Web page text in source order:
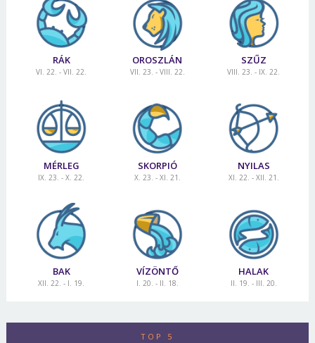
RÁK
VI. 22. - VII. 22.
OROSZLÁN
VII. 23. - VIII. 22.
SZŰZ
VIII. 23. - IX. 22.
MÉRLEG
IX. 23. - X. 22.
SKORPIÓ
X. 23. - XI. 21.
NYILAS
XI. 22. - XII. 21.
BAK
XII. 22. - I. 19.
VÍZÖNTŐ
I. 20. - II. 18.
HALAK
II. 19. - III. 20.
TOP 5